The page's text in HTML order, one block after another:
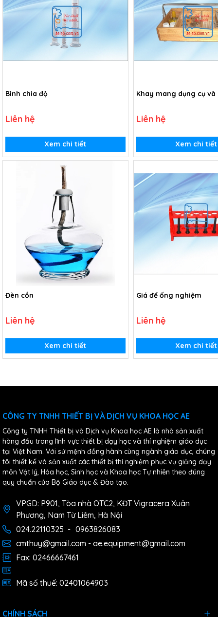
Bình chia độ
Liên hệ
Xem chi tiết
Khay mang dụng cụ
Liên hệ
Xem chi tiết
Đèn cồn
Liên hệ
Xem chi tiết
Giá để ống nghiệm
Liên hệ
Xem chi tiết
CÔNG TY TNHH THIẾT BỊ VÀ DỊCH VỤ KHOA HỌC AE
Công ty TNHH Thiết bị và Dịch vụ Khoa học AE là nhà sản xuất
hàng đầu trong lĩnh vực thiết bị dạy học và thí nghiệm giáo dục
tại Việt Nam. Với sứ mệnh đồng hành cùng ngành giáo dục, chúng
tôi thiết kế và sản xuất các thiết bị thí nghiệm phục vụ giảng dạy
môn Vật lý, Hóa học, Sinh học và Khoa học Tự nhiên theo đúng
quy chuẩn của Bộ Giáo dục & Đào tạo.
VPGD: P901, Tòa nhà OTC2, KĐT Vigracera Xuân
Phương, Nam Từ Liêm, Hà Nội
024.22110325 - 0963826083
cmthuy@gmail.com - ae.equipment@gmail.com
Fax: 02466667461
Mã số thuế: 02401064903
CHÍNH SÁCH